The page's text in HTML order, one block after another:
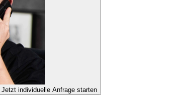
Jetzt individuelle Anfrage starten